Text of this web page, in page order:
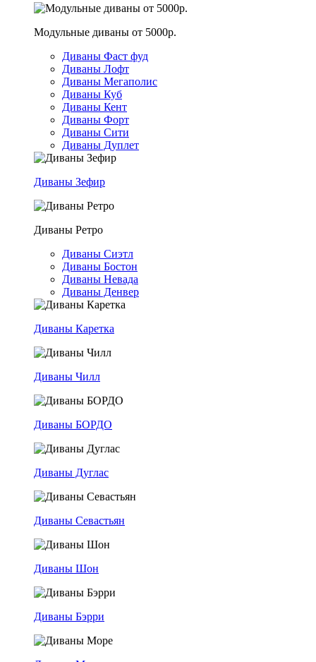
Модульные диваны от 5000р.
Диваны Фаст фуд
Диваны Лофт
Диваны Мегаполис
Диваны Куб
Диваны Кент
Диваны Форт
Диваны Сити
Диваны Дуплет
Диваны Зефир
Диваны Ретро
Диваны Сиэтл
Диваны Бостон
Диваны Невада
Диваны Денвер
Диваны Каретка
Диваны Чилл
Диваны БОРДО
Диваны Дуглас
Диваны Севастьян
Диваны Шон
Диваны Бэрри